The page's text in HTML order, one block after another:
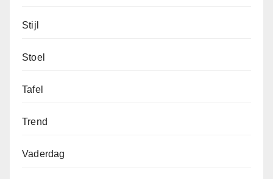
Stijl
Stoel
Tafel
Trend
Vaderdag